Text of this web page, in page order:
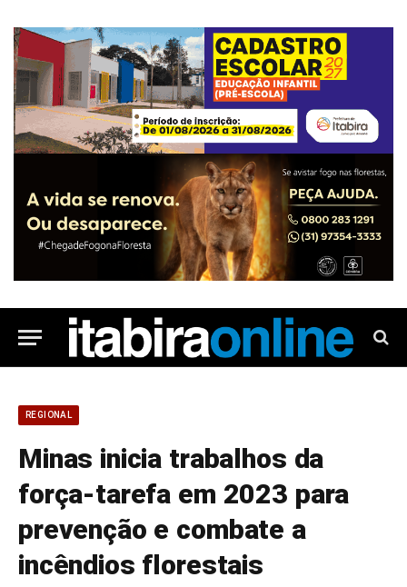
REGIONAL
Minas inicia trabalhos da
força-tarefa em 2023 para
prevenção e combate a
incêndios florestais